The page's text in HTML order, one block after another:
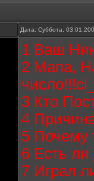
Дата: Суббота,
1 Ваш
2 Мапа,
3 Кто
4
5 Почему
6 Есть ли
7 Играл